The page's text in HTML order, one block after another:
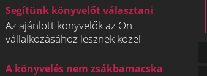
Segítünk könyvelőt választani
Az ajánlott könyvelők az Ön
vállalkozásához lesznek közel
A könyvelés nem zsákbamacska